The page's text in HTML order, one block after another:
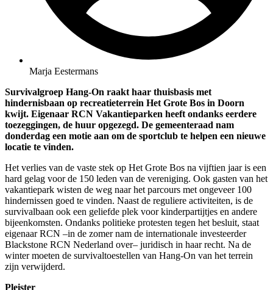
Marja Eestermans
Survivalgroep Hang-On raakt haar thuisbasis met
hindernisbaan op recreatieterrein Het Grote Bos in Doorn
kwijt. Eigenaar RCN Vakantieparken heeft ondanks eerdere
toezeggingen, de huur opgezegd. De gemeenteraad nam
donderdag een motie aan om de sportclub te helpen een nieuwe
locatie te vinden.
Het verlies van de vaste stek op Het Grote Bos na vijftien jaar is een
hard gelag voor de 150 leden van de vereniging. Ook gasten van het
vakantiepark wisten de weg naar het parcours met ongeveer 100
hindernissen goed te vinden. Naast de reguliere activiteiten, is de
survivalbaan ook een geliefde plek voor kinderpartijtjes en andere
bijeenkomsten. Ondanks politieke protesten tegen het besluit, staat
eigenaar RCN –in de zomer nam de internationale investeerder
Blackstone RCN Nederland over– juridisch in haar recht. Na de
winter moeten de survivaltoestellen van Hang-On van het terrein
zijn verwijderd.
Pleister